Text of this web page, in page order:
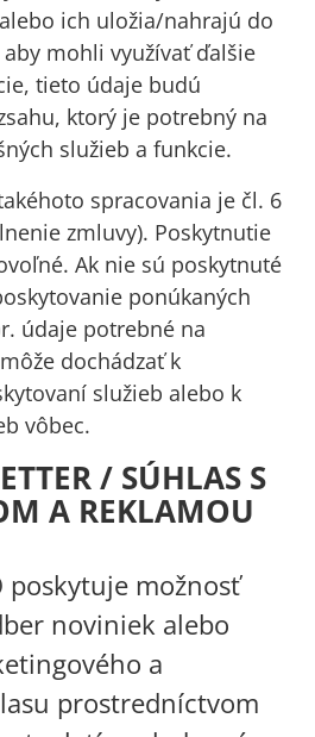
ich uložia/nahrajú do
mohli využívať ďalšie
tieto údaje budú
ktorý je potrebný na
služieb a funkcie.
spracovania je čl. 6
zmluvy). Poskytnutie
Ak nie sú poskytnuté
ponúkaných
údaje potrebné na
dochádzať k
služieb alebo k
vôbec.
/ SÚHLAS S
A REKLAMOU
poskytuje možnosť
noviniek alebo
a
prostredníctvom